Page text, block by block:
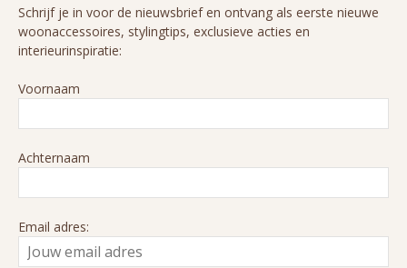
Schrijf je in voor de nieuwsbrief en ontvang als eerste nieuwe
woonaccessoires, stylingtips, exclusieve acties en
interieurinspiratie:
Voornaam
Achternaam
Email adres: